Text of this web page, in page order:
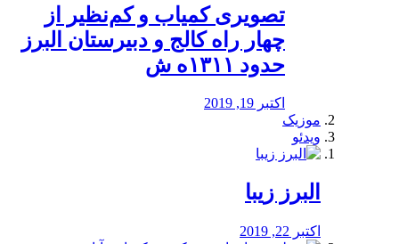
️تصویری کمیاب و کم‌نظیر از
چهار راه كالج و دبيرستان البرز
حدود ۱۳۱۱ه ش
اکتبر 19, 2019
موزیک
ویدئو
البرز زیبا
اکتبر 22, 2019